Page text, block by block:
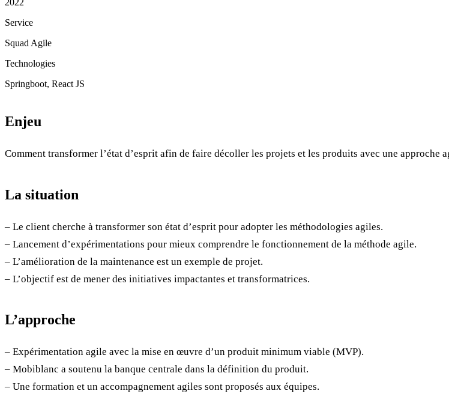
Service
Squad Agile
Technologies
Springboot, React JS
Enjeu
Comment transformer l’état d’esprit afin de faire décoller les projets et les produits avec une approche
La situation
– Le client cherche à transformer son état d’esprit pour adopter les méthodologies agiles.
– Lancement d’expérimentations pour mieux comprendre le fonctionnement de la méthode agile.
– L’amélioration de la maintenance est un exemple de projet.
– L’objectif est de mener des initiatives impactantes et transformatrices.
L’approche
– Expérimentation agile avec la mise en œuvre d’un produit minimum viable (MVP).
– Mobiblanc a soutenu la banque centrale dans la définition du produit.
– Une formation et un accompagnement agiles sont proposés aux équipes.